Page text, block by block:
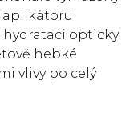
aplikátoru
opticky
hebké
vlivy po celý